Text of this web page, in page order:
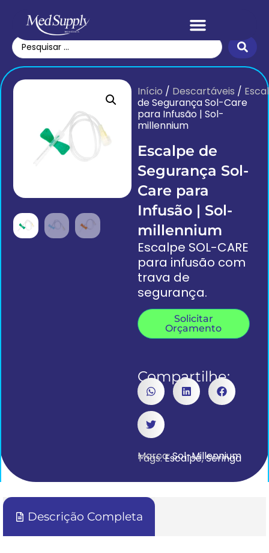
Início / Descartáveis /
de Segurança Sol-Care
para Infusão | Sol-
millennium
Escalpe de
Segurança Sol-
Care para
Infusão | Sol-
millennium
Escalpe SOL-CARE
para infusão com
trava de
segurança.
Solicitar
Orçamento
Compartilhe:
Marca:Sol-Millennium
Tags:Escalpe,Seringa
Descrição Completa